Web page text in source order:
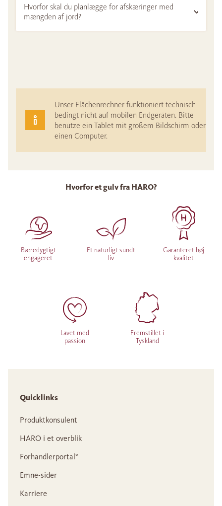
Hvorfor skal du planlægge for afskæringer med
mængden af jord?
Unser Flächenrechner funktioniert technisch
bedingt nicht auf mobilen Endgeräten. Bitte
benutze ein Tablet mit großem Bildschirm oder
einen Computer.
Hvorfor et gulv fra HARO?
Bæredygtigt
engageret
Et naturligt sundt
liv
Garanteret høj
kvalitet
Lavet med
passion
Fremstillet i
Tyskland
Quicklinks
Produktkonsulent
HARO i et overblik
Forhandlerportal°
Emne-sider
Karriere